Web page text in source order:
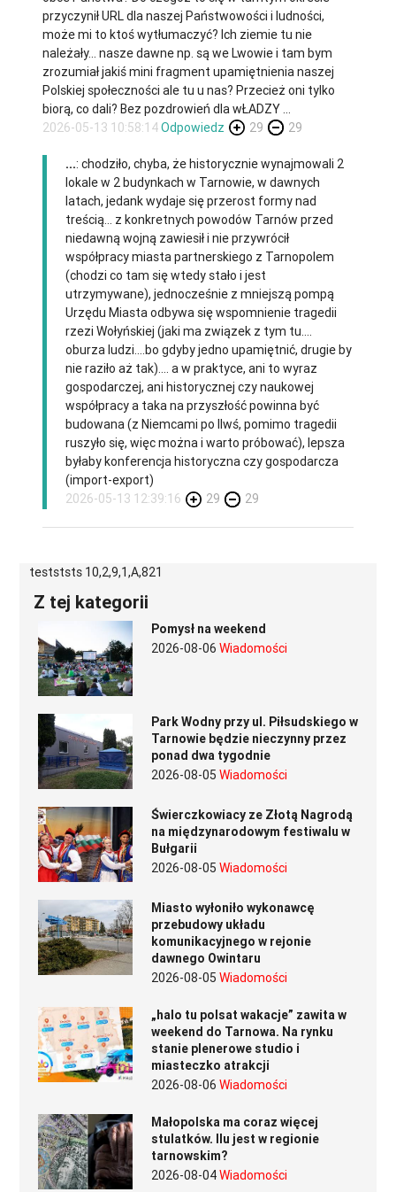
przyczynił URL dla naszej Państwowości i ludności,
może mi to ktoś wytłumaczyć? Ich ziemie tu nie
należały... nasze dawne np. są we Lwowie i tam bym
zrozumiał jakiś mini fragment upamiętnienia naszej
Polskiej społeczności ale tu u nas? Przecież oni tylko
biorą, co dali? Bez pozdrowień dla wŁADZY ...
2026-05-13 10:58:14Odpowiedz 29 29
...: chodziło, chyba, że historycznie wynajmowali 2
lokale w 2 budynkach w Tarnowie, w dawnych
latach, jedank wydaje się przerost formy nad
treścią... z konkretnych powodów Tarnów przed
niedawną wojną zawiesił i nie przywrócił
współpracy miasta partnerskiego z Tarnopolem
(chodzi co tam się wtedy stało i jest
utrzymywane), jednocześnie z mniejszą pompą
Urzędu Miasta odbywa się wspomnienie tragedii
rzezi Wołyńskiej (jaki ma związek z tym tu....
oburza ludzi....bo gdyby jedno upamiętnić, drugie by
nie raziło aż tak).... a w praktyce, ani to wyraz
gospodarczej, ani historycznej czy naukowej
współpracy a taka na przyszłość powinna być
budowana (z Niemcami po IIwś, pomimo tragedii
ruszyło się, więc można i warto próbować), lepsza
byłaby konferencja historyczna czy gospodarcza
(import-export)
2026-05-13 12:39:16
29 29
testststs 10,2,9,1,A,821
Z tej kategorii
Pomysł na weekend
2026-08-06 Wiadomości
Park Wodny przy ul. Piłsudskiego w
Tarnowie będzie nieczynny przez
ponad dwa tygodnie
2026-08-05 Wiadomości
Świerczkowiacy ze Złotą Nagrodą
na międzynarodowym festiwalu w
Bułgarii
2026-08-05 Wiadomości
Miasto wyłoniło wykonawcę
przebudowy układu
komunikacyjnego w rejonie
dawnego Owintaru
2026-08-05 Wiadomości
„halo tu polsat wakacje” zawita w
weekend do Tarnowa. Na rynku
stanie plenerowe studio i
miasteczko atrakcji
2026-08-06 Wiadomości
Małopolska ma coraz więcej
stulatków. Ilu jest w regionie
tarnowskim?
2026-08-04Wiadomości